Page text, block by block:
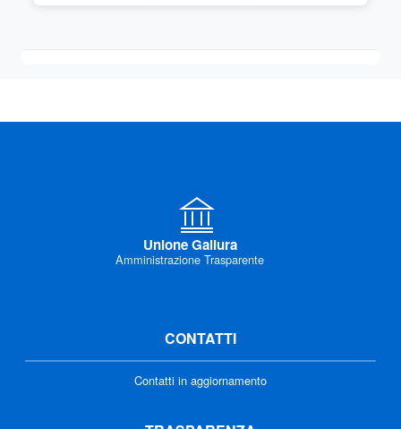
Unione Gallura
Amministrazione Trasparente
CONTATTI
Contatti in aggiornamento